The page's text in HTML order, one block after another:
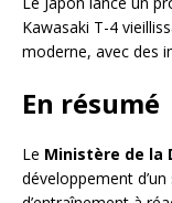
Kawasaki T-4
moderne, avec des
En résumé
Le Ministère de la
développement